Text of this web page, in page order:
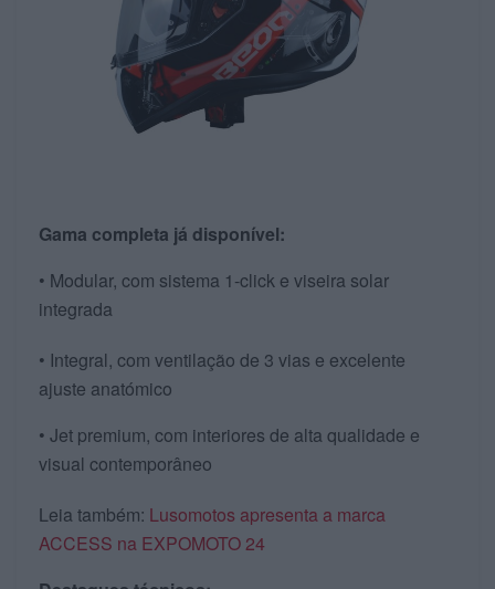
Gama completa já disponível:
• Modular, com sistema 1-click e viseira solar
integrada
• Integral, com ventilação de 3 vias e excelente
ajuste anatómico
• Jet premium, com interiores de alta qualidade e
visual contemporâneo
Leia também: Lusomotos apresenta a marca
ACCESS na EXPOMOTO 24